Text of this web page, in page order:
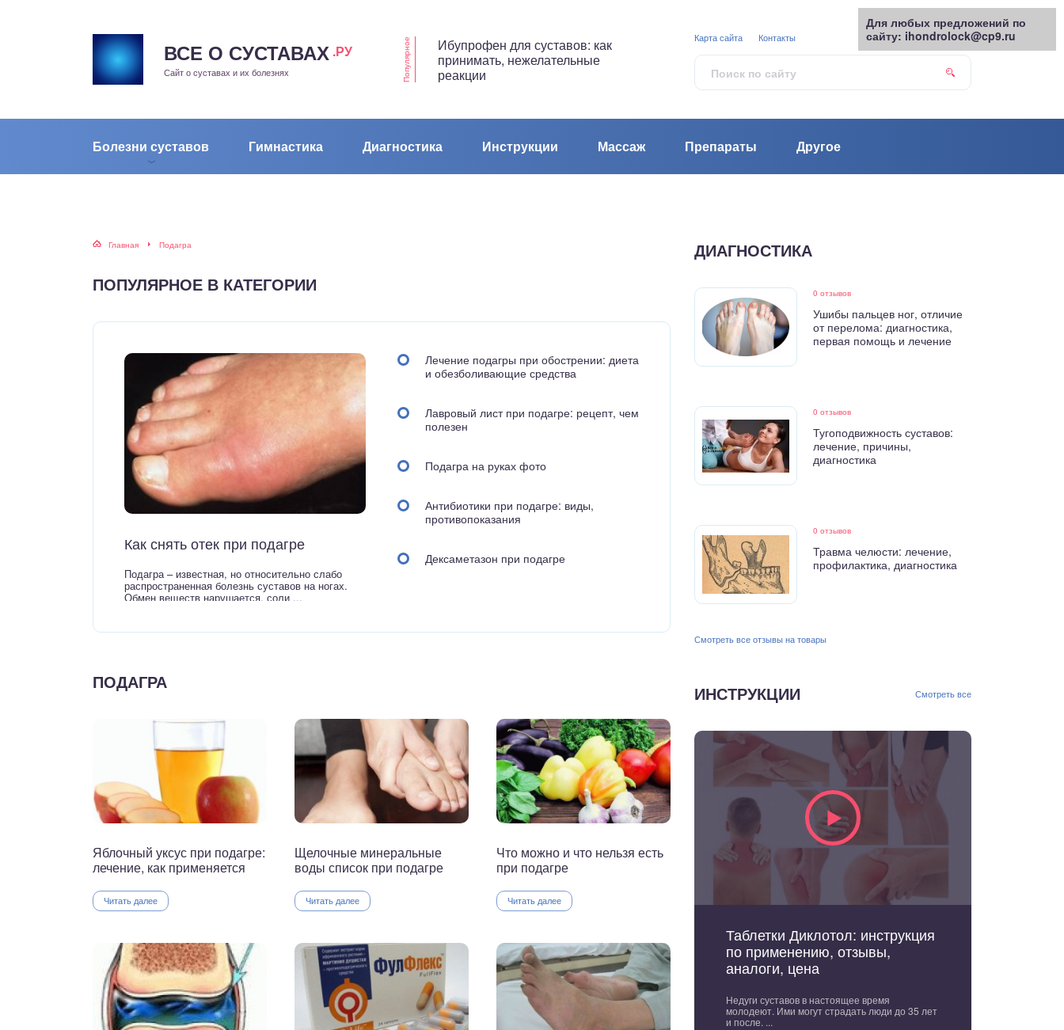
ВСЕ О СУСТАВАХ .РУ
Сайт о суставах и их болезнях Популярное
Ибупрофен для суставов: как
принимать, нежелательные
реакции
Болезни суставов Гимнастика Диагностика Инструкции Массаж Препараты Другое
Карта сайта Контакты
Главная Подагра
ПОПУЛЯРНОЕ В КАТЕГОРИИ
Как снять отек при подагре
Подагра – известная, но относительно слабо
распространенная болезнь суставов на ногах.
Обмен веществ нарушается, соли ...
Лечение подагры при обострении: диета
и обезболивающие средства
Лавровый лист при подагре: рецепт, чем
полезен
Подагра на руках фото
Антибиотики при подагре: виды,
противопоказания
Дексаметазон при подагре
ПОДАГРА
Яблочный уксус при подагре:
лечение, как применяется
Читать далее
Щелочные минеральные
воды список при подагре
Читать далее
Что можно и что нельзя есть
при подагре
Читать далее
ДИАГНОСТИКА
0 отзывов
Ушибы пальцев ног, отличие
от перелома: диагностика,
первая помощь и лечение
0 отзывов
Тугоподвижность суставов:
лечение, причины,
диагностика
0 отзывов
Травма челюсти: лечение,
профилактика, диагностика
Смотреть все отзывы на товары
ИНСТРУКЦИИ Смотреть все
Таблетки Диклотол: инструкция
по применению, отзывы,
аналоги, цена
Недуги суставов в настоящее время
молодеют. Ими могут страдать люди до 35 лет
и после. ...
Для любых предложений по
сайту: ihondrolock@cp9.ru